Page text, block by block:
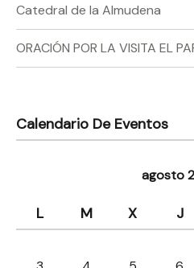
Catedral de la Almudena
ORACIÓN POR LA VISITA EL
Calendario De Eventos
agosto
L M X J